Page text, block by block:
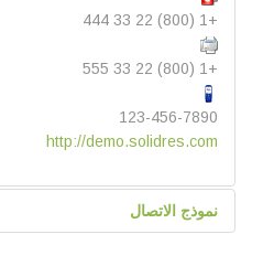
+1 (800) 22 33 444
+1 (800) 22 33 555
123-456-7890
http://demo.solidres.com
نموذج الاتصال